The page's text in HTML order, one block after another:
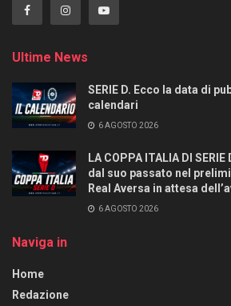
Ultime News
SERIE D. Ecco la data di
calendari
6 AGOSTO 2026
LA COPPA ITALIA DI
dal suo passato nel
Real Aversa in attesa
6 AGOSTO 2026
Naviga in
Home
Redazione